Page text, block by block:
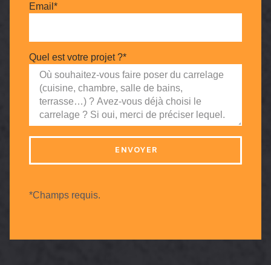
Email*
Quel est votre projet ?*
ENVOYER
*Champs requis.